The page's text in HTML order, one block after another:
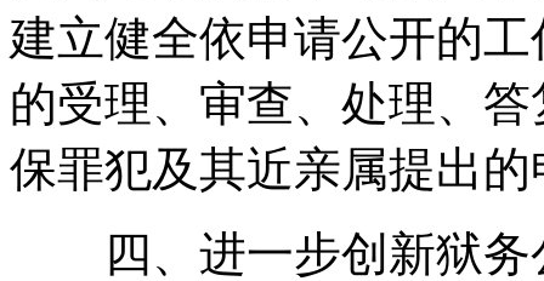
建立健全依申请公开的
的受理、审查、处理、
保罪犯及其近亲属提出
四、进一步创新狱务